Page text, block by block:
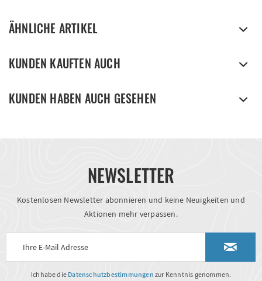
ÄHNLICHE ARTIKEL
KUNDEN KAUFTEN AUCH
KUNDEN HABEN AUCH GESEHEN
NEWSLETTER
Kostenlosen Newsletter abonnieren und keine Neuigkeiten und
Aktionen mehr verpassen.
Ich habe die Datenschutzbestimmungen zur Kenntnis genommen.